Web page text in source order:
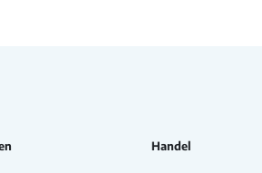
Handel